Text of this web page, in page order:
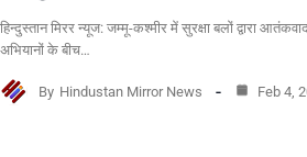
हिन्दुस्तान मिरर न्यूज: जम्मू-कश्मीर में सुरक्षा बलों द्वारा
अभियानों के बीच…
By Hindustan Mirror News Feb 4,